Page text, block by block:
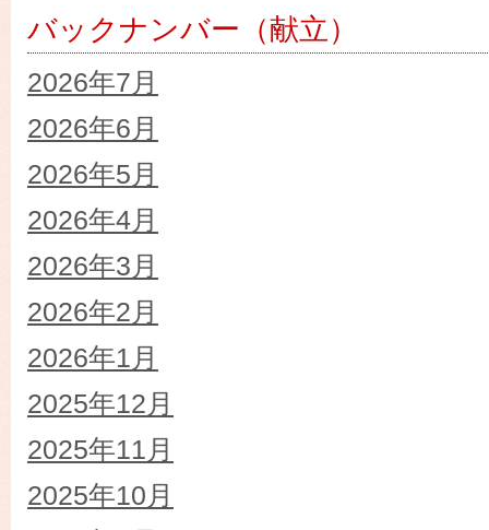
バックナンバー（献立）
2026年7月
2026年6月
2026年5月
2026年4月
2026年3月
2026年2月
2026年1月
2025年12月
2025年11月
2025年10月